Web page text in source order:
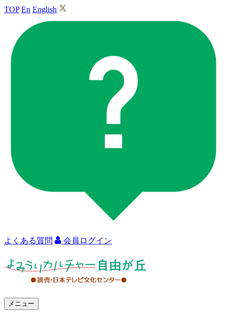
TOP En English
よくある質問 会員ログイン
メニュー